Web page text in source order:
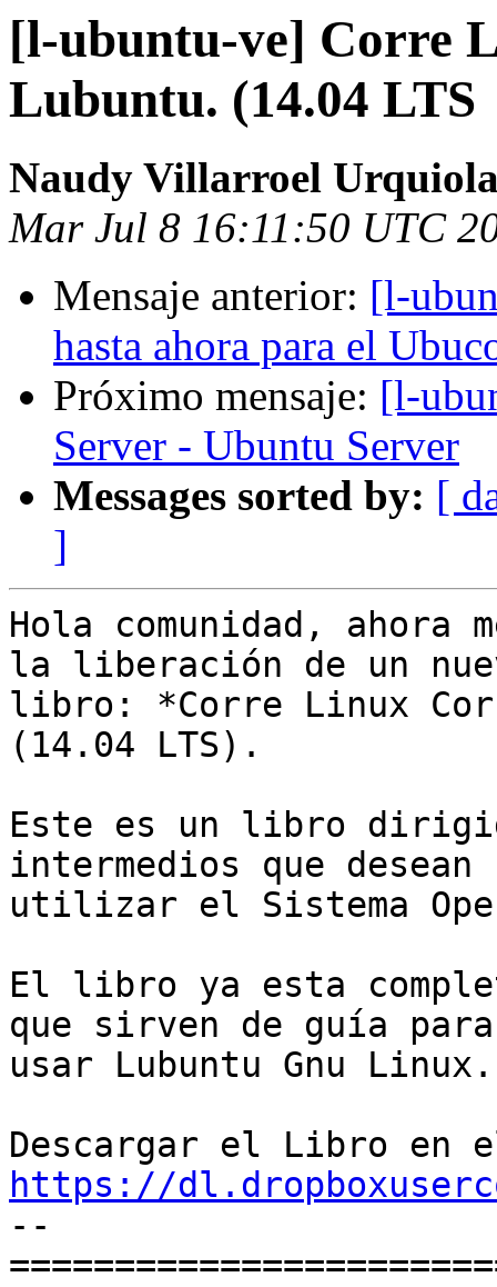
[l-ubuntu-ve] Corre
Lubuntu. (14.04 LTS
Naudy Villarroel
Mar Jul 8 16:11:50 UTC
Mensaje anterior: [l-
hasta ahora para el
Próximo mensaje: [l-
Server - Ubuntu Server
Messages sorted by: [
]
Hola comunidad, ahora
la liberación de un
libro: *Corre Linux
(14.04 LTS).
Este es un libro
intermedios que desean
utilizar el Sistema
El libro ya esta
que sirven de guía para
usar Lubuntu Gnu Linux.
https://
--